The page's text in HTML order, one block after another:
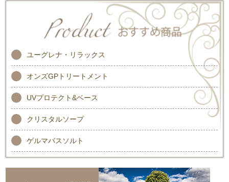
ユーグレナ・リラックス
オンズGPトリートメント
UVプロテクト&ベース
クリスタルソープ
ゲルマバスソルト